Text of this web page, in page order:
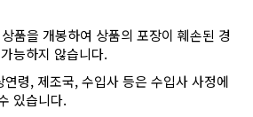
품을 개봉하여 상품의 포장이 훼손된 경
능하지 않습니다.
령, 제조국, 수입사 등은 수입사 사정에
있습니다.